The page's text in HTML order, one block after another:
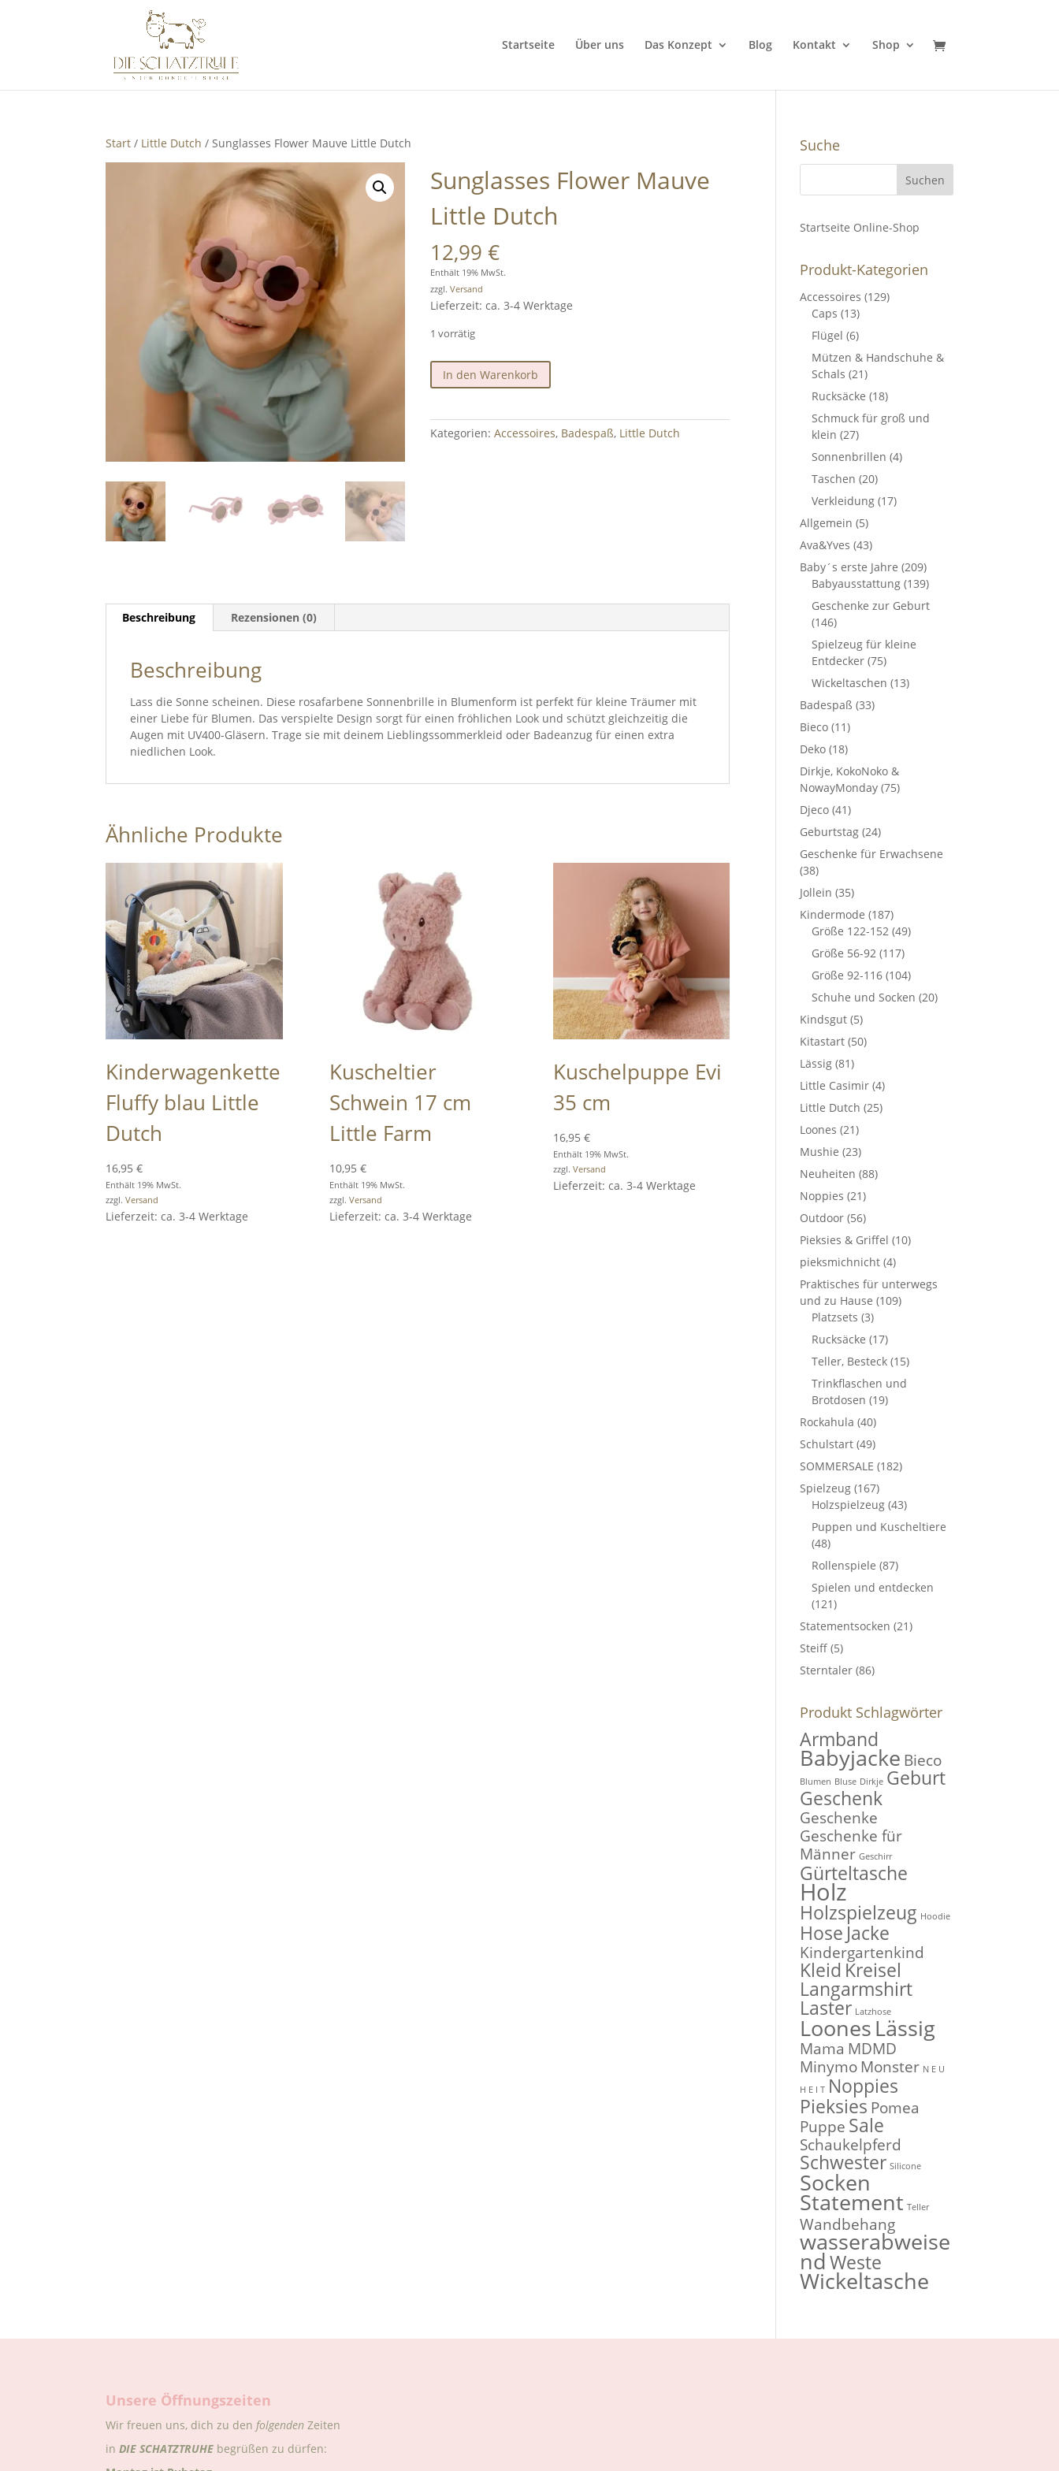
Startseite Über uns Das Konzept Blog Kontakt Shop
Start / Little Dutch / Sunglasses Flower Mauve Little Dutch
Sunglasses Flower Mauve
Little Dutch
12,99€
Enthält 19% MwSt.
zzgl.Versand
Lieferzeit: ca. 3-4 Werktage
1 vorrätig
Sunglasses
Flower
Little
Dutch
In den Warenkorb
Kategorien:Accessoires, Badespaß, Little Dutch
Beschreibung Rezensionen (0)
Beschreibung
Lass die Sonne scheinen. Diese rosafarbene Sonnenbrille in Blumenform ist perfekt für kleine Träumer mit
einer Liebe für Blumen. Das verspielte Design sorgt für einen fröhlichen Look und schützt gleichzeitig die
Augen mit UV400-Gläsern. Trage sie mit deinem Lieblingssommerkleid oder Badeanzug für einen extra
niedlichen Look.
Ähnliche Produkte
Kinderwagenkette
Fluffy blau Little
Dutch
16,95€
Enthält 19% MwSt.
zzgl.Versand
Lieferzeit: ca. 3-4 Werktage
Kuscheltier
Schwein 17 cm
Little Farm
10,95 €
Enthält 19% MwSt.
zzgl. Versand
Lieferzeit: ca. 3-4 Werktage
Kuschelpuppe Evi
35 cm
16,95 €
Enthält 19% MwSt.
zzgl. Versand
Lieferzeit: ca. 3-4 Werktage
Suche
Startseite Online-Shop
Produkt-Kategorien
Accessoires (129)
Caps (13)
Flügel (6)
Mützen & Handschuhe &
Schals (21)
Rucksäcke (18)
Schmuck für groß und
klein (27)
Sonnenbrillen (4)
Taschen (20)
Verkleidung (17)
Allgemein (5)
Ava&Yves (43)
Baby´s erste Jahre (209)
Babyausstattung (139)
Geschenke zur Geburt
(146)
Spielzeug für kleine
Entdecker (75)
Wickeltaschen (13)
Badespaß (33)
Bieco (11)
Deko (18)
Dirkje, KokoNoko &
NowayMonday (75)
Djeco (41)
Geburtstag (24)
Geschenke für Erwachsene
(38)
Jollein (35)
Kindermode (187)
Größe 122-152 (49)
Größe 56-92 (117)
Größe 92-116 (104)
Schuhe und Socken (20)
Kindsgut (5)
Kitastart (50)
Lässig (81)
Little Casimir (4)
Little Dutch (25)
Loones (21)
Mushie (23)
Neuheiten (88)
Noppies (21)
Outdoor (56)
Pieksies & Griffel (10)
pieksmichnicht (4)
Praktisches für unterwegs
und zu Hause (109)
Platzsets (3)
Rucksäcke (17)
Teller, Besteck (15)
Trinkflaschen und
Brotdosen (19)
Rockahula (40)
Schulstart (49)
SOMMERSALE (182)
Spielzeug (167)
Holzspielzeug (43)
Puppen und Kuscheltiere
(48)
Rollenspiele (87)
Spielen und entdecken
(121)
Statementsocken (21)
Steiff (5)
Sterntaler (86)
Produkt Schlagwörter
Armband
Babyjacke Bieco
Blumen Bluse Dirkje Geburt
Geschenk
Geschenke
Geschenke für
Männer Geschirr
Gürteltasche
Holz
Holzspielzeug Hoodie
Hose Jacke
Kindergartenkind
Kleid Kreisel
Langarmshirt
Laster Latzhose
LoonesLässig
Mama MDMD
Minymo Monster N E U
H E I T Noppies
Pieksies Pomea
Puppe Sale
Schaukelpferd
Schwester Silicone
Socken
Statement Teller
Wandbehang
wasserabweise
ndWeste
Wickeltasche
Unsere Öffnungszeiten
Wir freuen uns, dich zu den folgenden Zeiten
inDIE SCHATZTRUHE begrüßen zu dürfen: